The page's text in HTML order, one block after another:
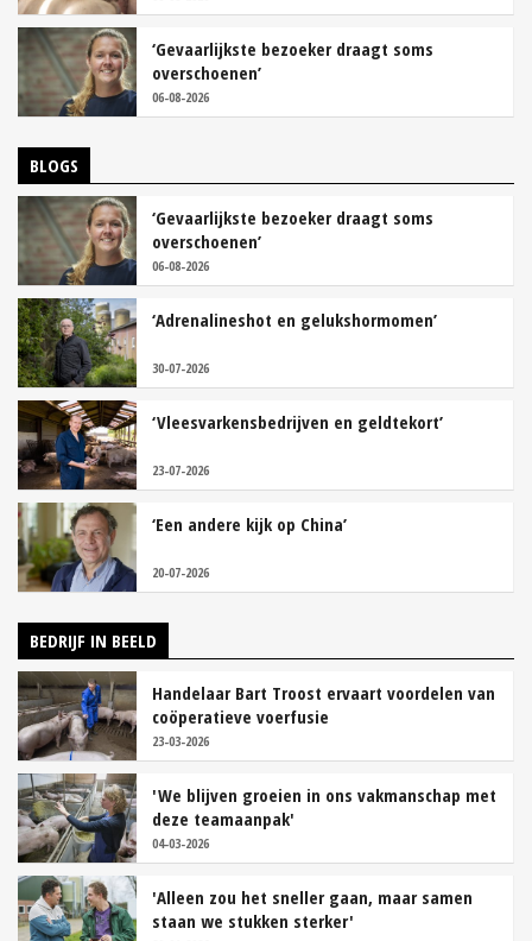
‘Gevaarlijkste bezoeker draagt soms
overschoenen’
06-08-2026
BLOGS
‘Gevaarlijkste bezoeker draagt soms
overschoenen’
06-08-2026
‘Adrenalineshot en gelukshormomen’
30-07-2026
‘Vleesvarkensbedrijven en geldtekort’
23-07-2026
‘Een andere kijk op China’
20-07-2026
BEDRIJF IN BEELD
Handelaar Bart Troost ervaart voordelen van
coöperatieve voerfusie
23-03-2026
'We blijven groeien in ons vakmanschap met
deze teamaanpak'
04-03-2026
'Alleen zou het sneller gaan, maar samen
staan we stukken sterker'